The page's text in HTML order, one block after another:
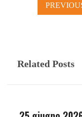
Related Posts